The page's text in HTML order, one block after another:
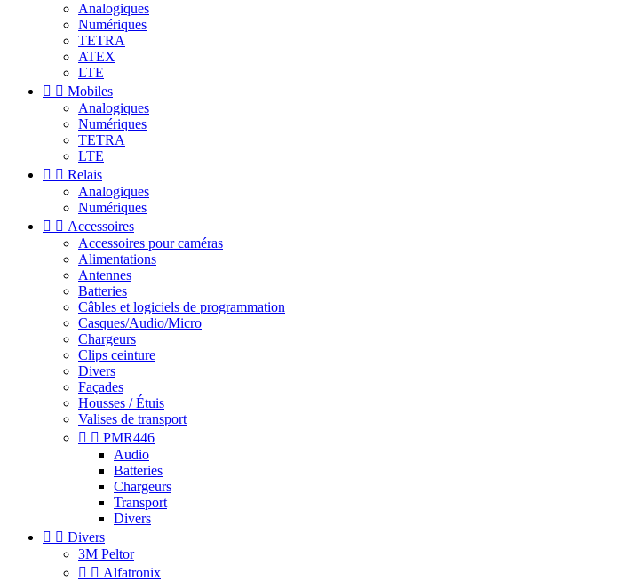
Analogiques
Numériques
TETRA
ATEX
LTE
  Mobiles
Analogiques
Numériques
TETRA
LTE
  Relais
Analogiques
Numériques
  Accessoires
Accessoires pour caméras
Alimentations
Antennes
Batteries
Câbles et logiciels de programmation
Casques/Audio/Micro
Chargeurs
Clips ceinture
Divers
Façades
Housses / Étuis
Valises de transport
  PMR446
Audio
Batteries
Chargeurs
Transport
Divers
  Divers
3M Peltor
  Alfatronix